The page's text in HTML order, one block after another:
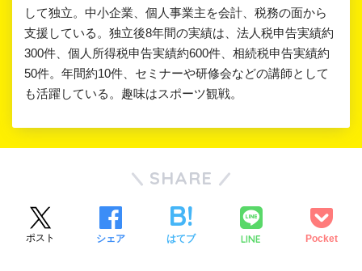
して独立。中小企業、個人事業主を会計、税務の面から
支援している。独立後8年間の実績は、法人税申告実績約
300件、個人所得税申告実績約600件、相続税申告実績約
50件。年間約10件、セミナーや研修会などの講師として
も活躍している。趣味はスポーツ観戦。
SHARE
ツイート シェア はてブ LINE Pocket